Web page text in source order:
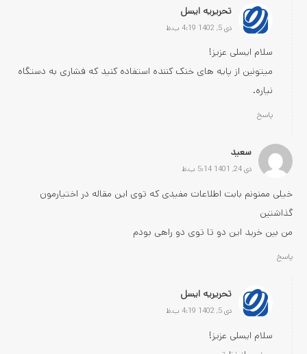
تحریریه ایسل
دی 5, 1402 4:19 ب.ظ
سلام ایسلی عزیز!
میتونین از پایه های خنک کننده استفاده کنید که فشاری به دستگاه
نیاره.
پاسخ
سعید
دی 24, 1401 5:14 ب.ظ
خیلی ممنونم بابت اطلاعات مفیدی که توی این مقاله در اختیارمون
گذاشتین
من بین خرید این دو تا توی دو راهی بودم
پاسخ
تحریریه ایسل
دی 5, 1402 4:19 ب.ظ
سلام ایسلی عزیز!